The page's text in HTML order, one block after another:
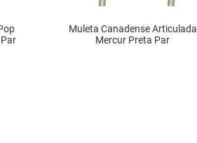
Muleta Canadense Articulada
Mercur Preta Par